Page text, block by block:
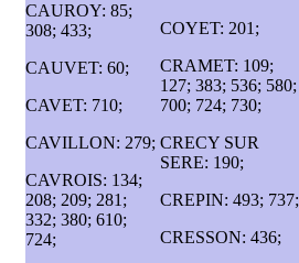
CAUROY: 85;
308; 433;
CAUVET: 60;
CAVET: 710;
CAVILLON: 279;
CAVROIS: 134;
208; 209; 281;
332; 380; 610;
724;
COYET: 201;
CRAMET: 109;
127; 383; 536; 580;
700; 724; 730;
CRECY SUR
SERE: 190;
CREPIN: 493; 737;
CRESSON: 436;